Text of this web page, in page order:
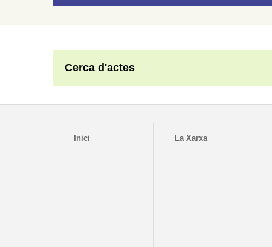
Cerca d'actes
Inici La Xarxa